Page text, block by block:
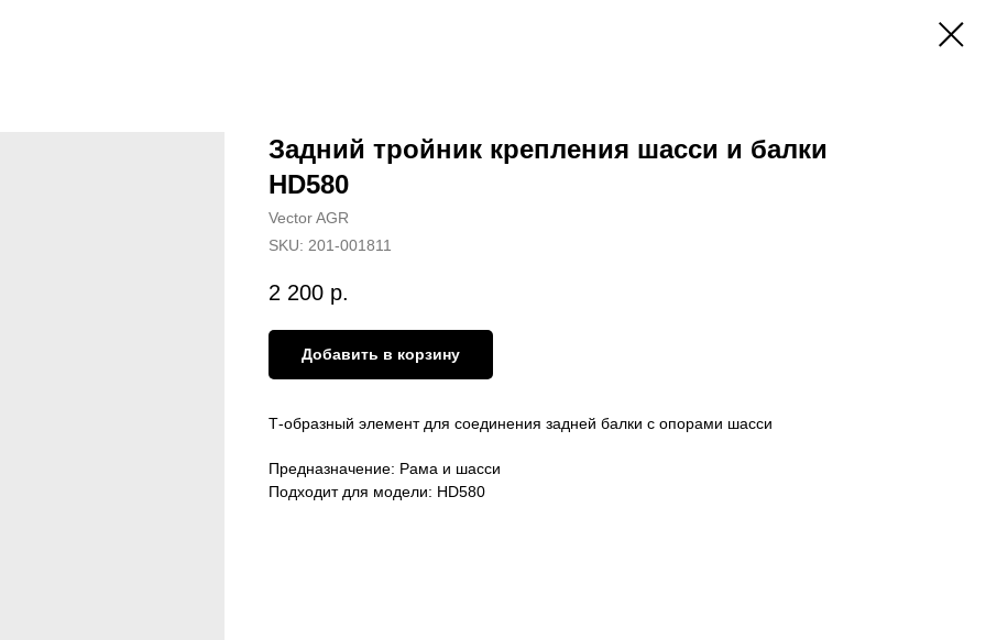
Задний тройник крепления шасси и балки
HD580
Vector AGR
SKU: 201-001811
2 200 р.
Добавить в корзину
Т-образный элемент для соединения задней балки с опорами шасси
Предназначение: Рама и шасси
Подходит для модели: HD580